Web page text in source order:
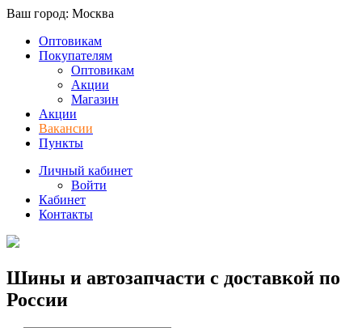
Ваш город: Москва
Оптовикам
Покупателям
Оптовикам
Акции
Магазин
Акции
Вакансии
Пункты
Личный кабинет
Войти
Кабинет
Контакты
Шины и автозапчасти с доставкой по
России